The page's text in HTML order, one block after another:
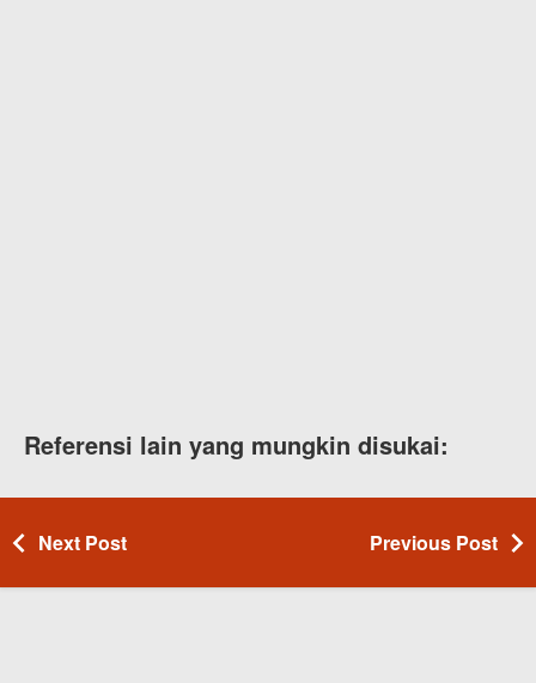
Referensi lain yang mungkin disukai:
Next Post Previous Post